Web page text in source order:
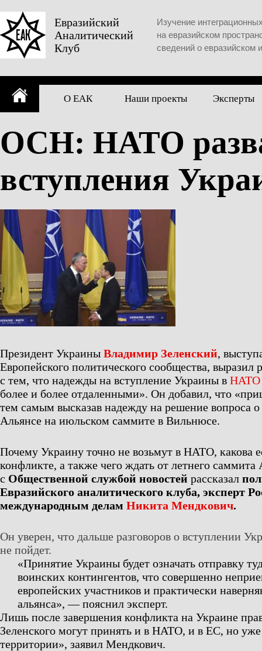
to
content
Евразийский
Аналитический
Клуб
Изучение
на евразийском
сведений о евразийском
О ЕАК Наши проекты Эксперты
ОСН: НАТО
вступления
Президент Украины Владимир Зеленский,
Европейского политического сообщества, выразил
с тем, что надежды на вступление Украины в НАТО
более и более отдаленными». Он добавил, что
тем самым высказав надежду на решение вопроса
Альянсе на июльском саммите в Вильнюсе.
Почему Украину точно не возьмут в НАТО, какова
конфликте, а также чего ждать от летнего саммита
с Общественной службой новостей рассказал
Евразийского аналитического клуба, эксперт
международным делам Никита Мендкович.
Он уверен, что дальше разговоров о вступлении
не пойдет.
«Принятие Украины будет означать отправку
воинских контингентов, что совершенно
европейских участников и практически
альянса», — пояснил эксперт.
Лишь после завершения конфликта на Украине
Зеленского могут принять и в НАТО, и в ЕС, но
территории», заявил Мендкович.